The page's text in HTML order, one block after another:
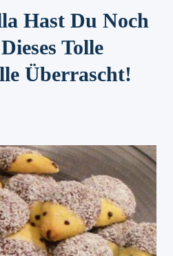
Hast Du Noch
Tolle
Überrascht!